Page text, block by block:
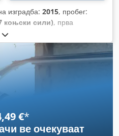
изградба: 2015, пробег:
коњски сили), прва
тежина:
, следен преглед (TÜV):
, волумен на
на товарниот простор:
простор:
мм
сите тркала
€*
ве очекуваат